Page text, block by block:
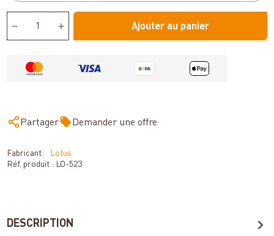
Ajouter au panier
Partager Demander une offre
Fabricant:
Lotus
Réf. produit : LO-523
DESCRIPTION